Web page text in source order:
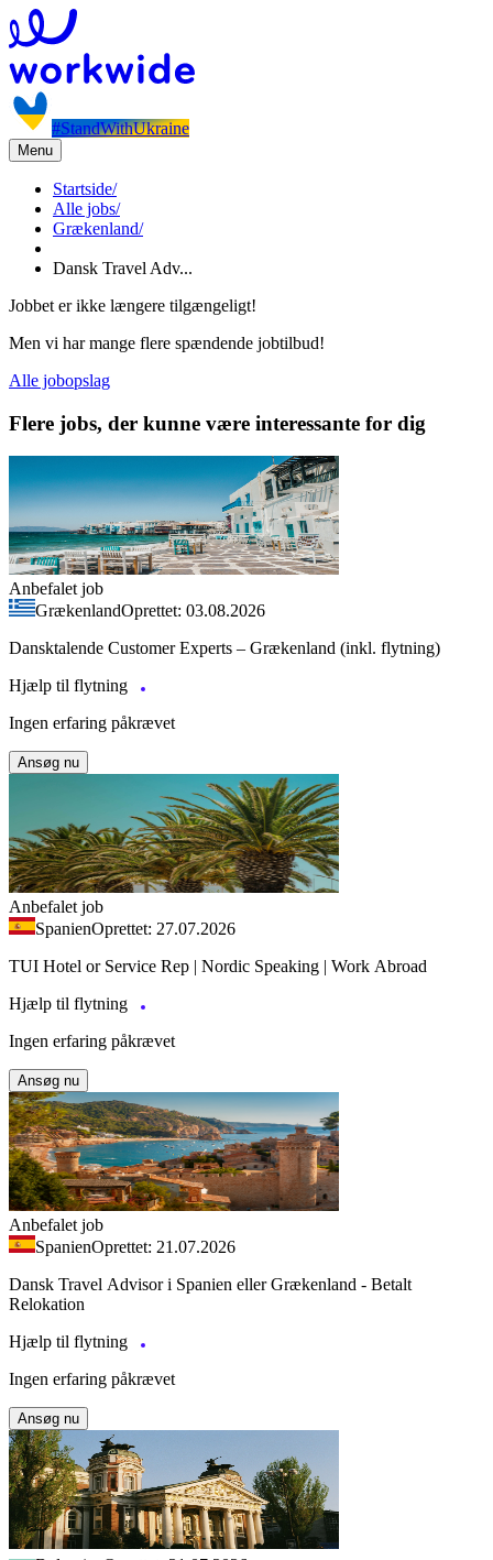
#StandWithUkraine
Menu
Startside/
Alle jobs/
Grækenland/
Dansk Travel Adv...
Jobbet er ikke længere tilgængeligt!
Men vi har mange flere spændende jobtilbud!
Alle jobopslag
Flere jobs, der kunne være interessante for dig
Anbefalet job
GrækenlandOprettet: 03.08.2026
Dansktalende Customer Experts – Grækenland (inkl. flytning)
Hjælp til flytning
Ingen erfaring påkrævet
Ansøg nu
Anbefalet job
SpanienOprettet: 27.07.2026
TUI Hotel or Service Rep | Nordic Speaking | Work Abroad
Hjælp til flytning
Ingen erfaring påkrævet
Ansøg nu
Anbefalet job
SpanienOprettet: 21.07.2026
Dansk Travel Advisor i Spanien eller Grækenland - Betalt
Relokation
Hjælp til flytning
Ingen erfaring påkrævet
Ansøg nu